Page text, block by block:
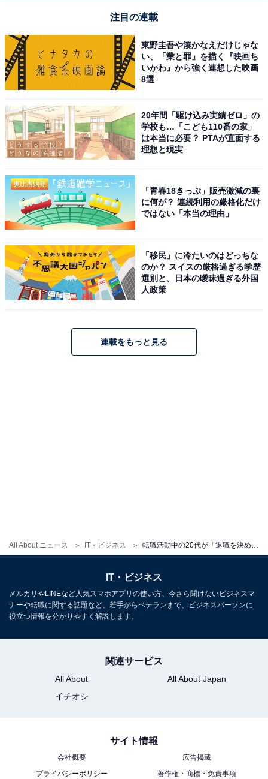
All About ニュース IT・ビジネス
就職・転職活動中に感じる新型コロナウイルスの
影響は？
コロナ禍によって、仕事選びの条件は変わりましたか？
コロナ禍による仕事選びの条件の変化について、「特に
変わっていない」の回答に次いで多かったのは、「リモ
卒）23.5％と2割前後の人が回答しました。​
注目の連載
東野圭吾や湊かなえだけじゃな
い、「業と罪」を描く『映画ち
いかわ』から強く連想した映画
8選
20年間「駆け込み実績ゼロ」の
学校も…「こども110番の家」
は本当に必要？ PTAが直面する
理想と現実
「青春18きっぷ」販売激減の裏
に何が？ 連続利用の厳格化だけ
ではない「本当の理由」
「移民」に冷たいのはどっちな
のか？ スイスの厳格過ぎる学歴
選別と、日本の曖昧過ぎる外国
人政策
連載をもっと見る
IT・ビジネス
メルカリやLINEなど人気スマホアプリの使い方、今さら聞けないビジネスマ
ナーや転職に関する話題など、若手からベテランまで、ビジネスパーソンに
役立つ情報を分かりやすく解説します。
関連サービス
All About
All About Japan
イチオシ
サイト情報
会社概要
広告掲載
プライバシーポリシー
著作権・商標・免責事項